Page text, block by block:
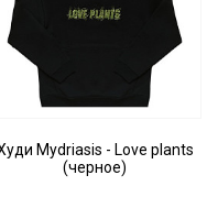
Mydriasis - Love plants
(черное)